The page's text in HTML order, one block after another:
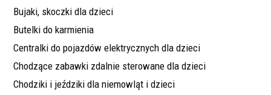
Bujaki, skoczki dla dzieci
Butelki do karmienia
Centralki do pojazdów elektrycznych dla dzieci
Chodzące zabawki zdalnie sterowane dla dzieci
Chodziki i jeździki dla niemowląt i dzieci